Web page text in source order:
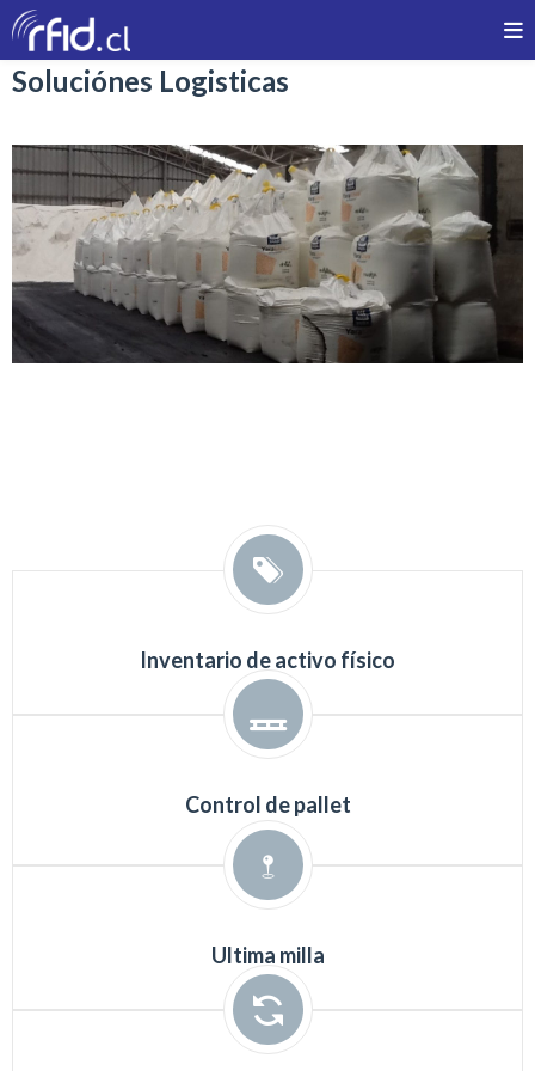
Soluciónes Logisticas
Inventario de activo físico
Control de pallet
Ultima milla